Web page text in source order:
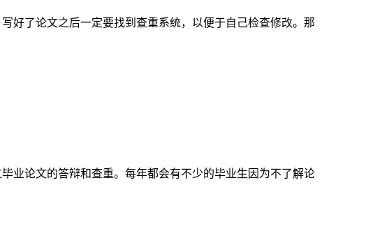
好了论文之后一定要找到查重系统，以便于自己检查修改。那
业论文的答辩和查重。每年都会有不少的毕业生因为不了解论